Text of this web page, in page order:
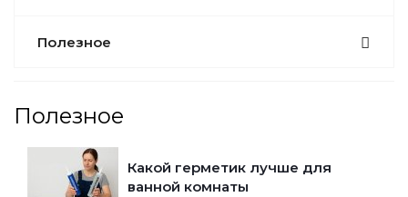
Полезное
Полезное
Какой герметик лучше для
ванной комнаты